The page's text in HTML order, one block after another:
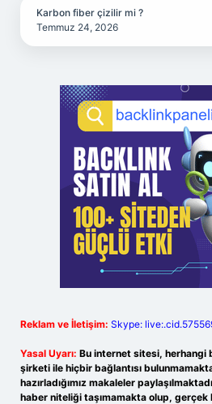
Karbon fiber çizilir mi ?
Temmuz 24, 2026
Reklam ve İletişim: Skype:
Yasal Uyarı: Bu internet sitesi, herhangi
şirketi ile hiçbir bağlantısı
hazırladığımız makaleler
haber niteliği taşımamakta olup, gerçek